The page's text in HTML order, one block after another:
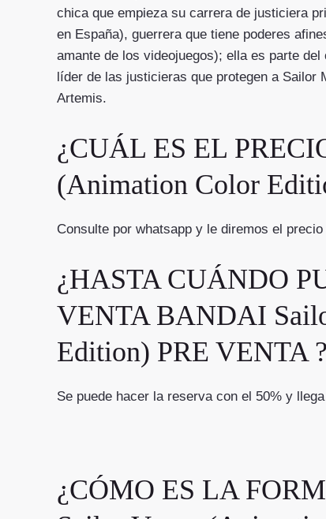
chica que empieza su carrera de justiciera
en España), guerrera que tiene poderes
amante de los videojuegos); ella es parte
líder de las justicieras que protegen a Sailor
Artemis.
¿CUÁL ES EL
(Animation Color
Consulte por whatsapp y le diremos el
¿HASTA CUÁNDO
VENTA BANDAI
Edition) PRE VENTA ?
Se puede hacer la reserva con el 50% y
¿CÓMO ES LA